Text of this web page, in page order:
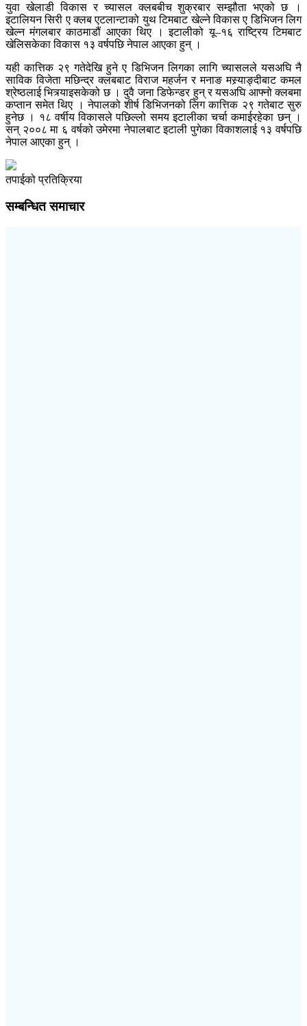
युवा खेलाडी विकास र च्यासल क्लबबीच शुक्रबार सम्झौता भएको छ ।
इटालियन सिरी ए क्लब एटलान्टाको युथ टिमबाट खेल्ने विकास ए डिभिजन लिग
खेल्न मंगलबार काठमाडौं आएका थिए । इटालीको यू–१६ राष्ट्रिय टिमबाट
खेलिसकेका विकास १३ वर्षपछि नेपाल आएका हुन् ।
यही कात्तिक २९ गतेदेखि हुने ए डिभिजन लिगका लागि च्यासलले यसअघि नै
साविक विजेता मछिन्द्र क्लबबाट विराज महर्जन र मनाङ मस्र्याङ्दीबाट कमल
श्रेष्ठलाई भित्र्याइसकेको छ । दुवै जना डिफेन्डर हुन् र यसअघि आफ्नो क्लबमा
कप्तान समेत थिए । नेपालको शीर्ष डिभिजनको लिग कात्तिक २९ गतेबाट सुरु
हुनेछ । १८ वर्षीय विकासले पछिल्लो समय इटालीका चर्चा कमाईरहेका छन् ।
सन् २००८ मा ६ वर्षको उमेरमा नेपालबाट इटाली पुगेका विकाशलाई १३ वर्षपछि
नेपाल आएका हुन् ।
तपाईको प्रतिक्रिया
सम्बन्धित समाचार